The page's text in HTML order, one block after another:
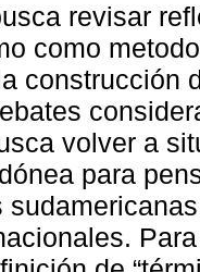
revisar
como
construcción
volver a
para